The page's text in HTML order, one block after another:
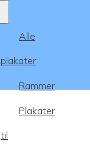
Alle
plakater
Rammer
Plakater
til